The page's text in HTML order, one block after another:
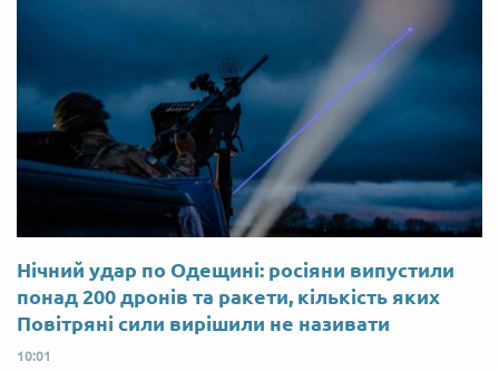
Нічний удар по Одещині: росіяни випустили
понад 200 дронів та ракети, кількість яких
Повітряні сили вирішили не називати
10:01